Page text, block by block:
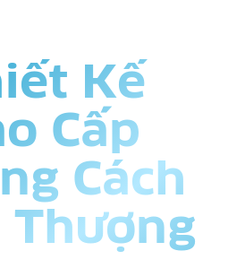
Kế
Cấp
Cách
Thượng